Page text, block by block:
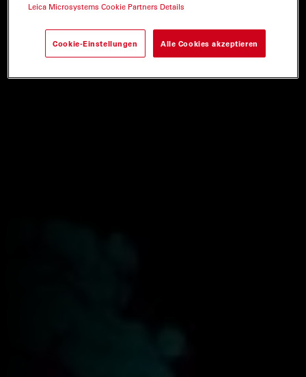
Leica Microsystems Cookie Partners Details
Cookie-Einstellungen Alle Cookies akzeptieren